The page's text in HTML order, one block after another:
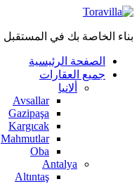
بناء الخاصة بك في المستقبل
الصفحة الرئيسية
جميع العقارات
ألانيا
Avsallar
Gazipaşa
Kargıcak
Mahmutlar
Oba
Antalya
Altıntaş